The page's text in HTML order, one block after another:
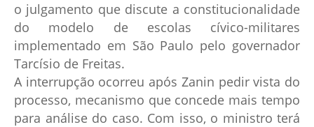
o julgamento que discute a constitucionalidade
do modelo de escolas cívico-militares
implementado em São Paulo pelo governador
Tarcísio de Freitas.
A interrupção ocorreu após Zanin pedir vista do
processo, mecanismo que concede mais tempo
para análise do caso. Com isso, o ministro terá